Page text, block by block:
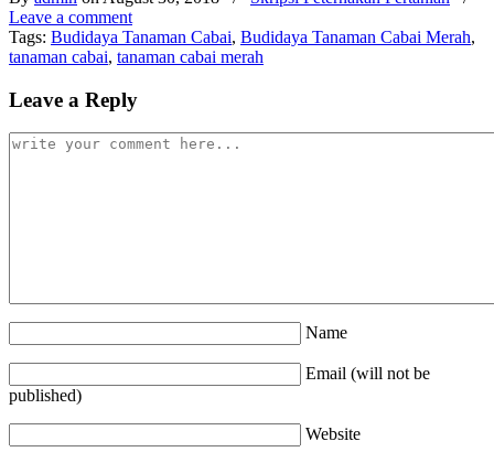
Leave a comment
Tags: Budidaya Tanaman Cabai, Budidaya Tanaman Cabai Merah,
tanaman cabai, tanaman cabai merah
Leave a Reply
Name
Email (will not be
published)
Website